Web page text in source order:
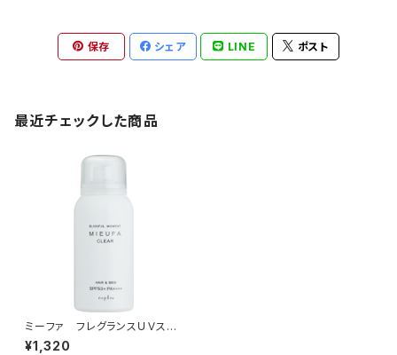
保存 シェア LINE ポスト
最近チェックした商品
ミーファ フレグランスＵＶスプ
レー＜クリア＞80g
¥1,320